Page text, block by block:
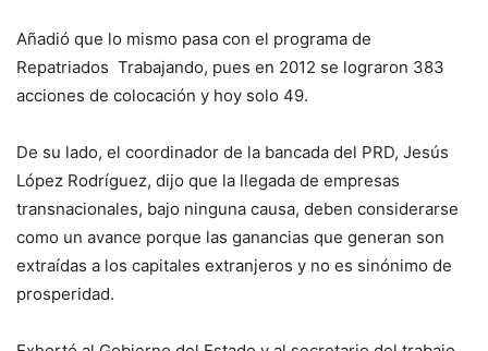
Añadió que lo mismo pasa con el programa de
Repatriados Trabajando, pues en 2012 se lograron 383
acciones de colocación y hoy solo 49.
De su lado, el coordinador de la bancada del PRD, Jesús
López Rodríguez, dijo que la llegada de empresas
transnacionales, bajo ninguna causa, deben considerarse
como un avance porque las ganancias que generan son
extraídas a los capitales extranjeros y no es sinónimo de
prosperidad.